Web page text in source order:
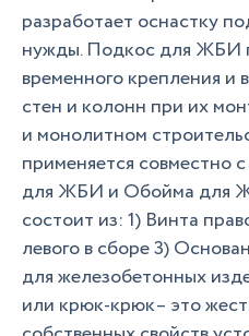
разработает оснастку
нужды. Подкос для ЖБИ
временного крепления
стен и колонн при их
и монолитном
применяется совместно
для ЖБИ и Обойма для
состоит из: 1) Винта
левого в сборе 3)
для железобетонных
или крюк-крюк– это